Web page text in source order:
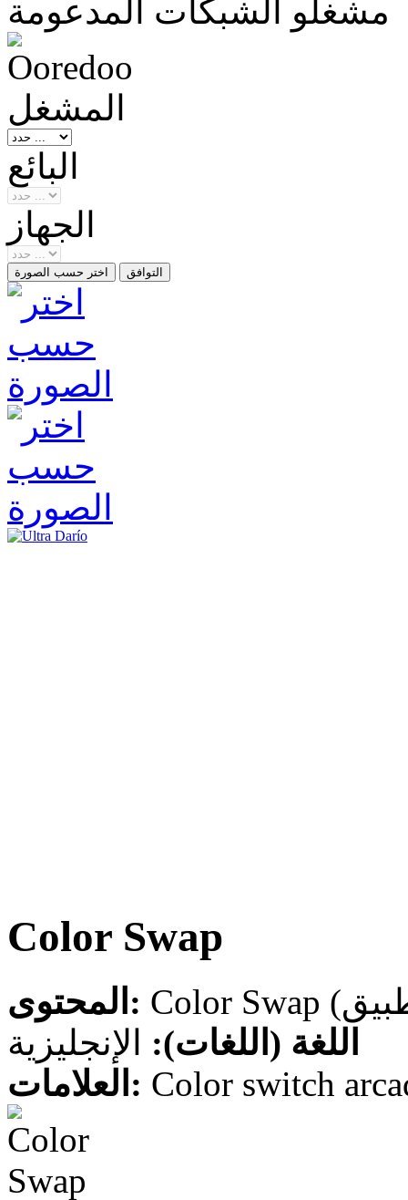
مشغلو الشبكات المدعومة
المشغل
البائع
الجهاز
Color Swap
المحتوى:
اللغة (اللغات): الإنجليزية
العلامات: Color switch